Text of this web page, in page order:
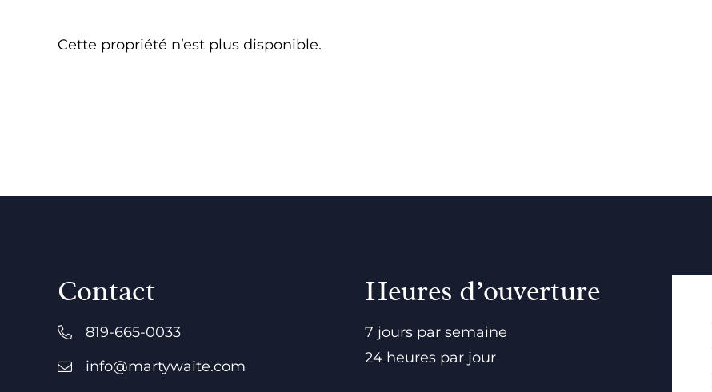
Cette propriété n’est plus disponible.
Contact
819-665-0033
info@martywaite.com
Heures d’ouverture
7 jours par semaine
24 heures par jour